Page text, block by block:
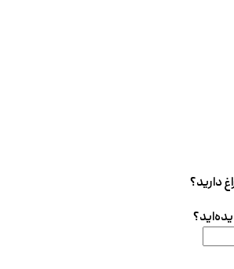
دارید؟